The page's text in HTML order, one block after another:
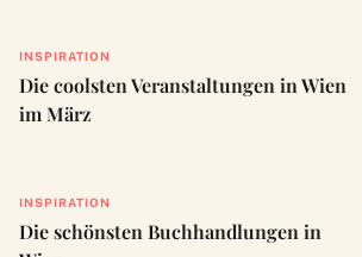
INSPIRATION
Die coolsten Veranstaltungen in Wien
im März
INSPIRATION
Die schönsten Buchhandlungen in